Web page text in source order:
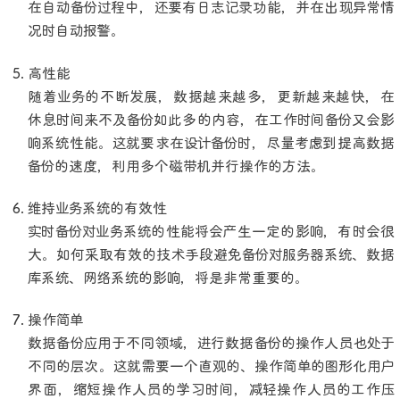
在自动备份过程中，还要有日志记录功能，并在出现异常情
况时自动报警。
高性能
随着业务的不断发展，数据越来越多，更新越来越快，在
休息时间来不及备份如此多的内容，在工作时间备份又会影
响系统性能。这就要求在设计备份时，尽量考虑到提高数据
备份的速度，利用多个磁带机并行操作的方法。
维持业务系统的有效性
实时备份对业务系统的性能将会产生一定的影响，有时会很
大。如何采取有效的技术手段避免备份对服务器系统、数据
库系统、网络系统的影响，将是非常重要的。
操作简单
数据备份应用于不同领域，进行数据备份的操作人员也处于
不同的层次。这就需要一个直观的、操作简单的图形化用户
界面，缩短操作人员的学习时间，减轻操作人员的工作压